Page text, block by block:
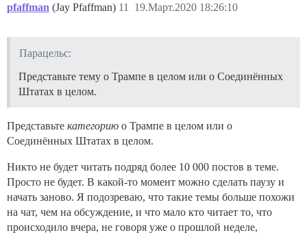
pfaffman (Jay Pfaffman) 19.Март.2020 18:26:10
11
Парацельс:
Представьте тему о Трампе в целом или о Соединённых
Штатах в целом.
Представьте категорию о Трампе в целом или о
Соединённых Штатах в целом.
Никто не будет читать подряд более 10 000 постов в теме.
Просто не будет. В какой-то момент можно сделать паузу и
начать заново. Я подозреваю, что такие темы больше похожи
на чат, чем на обсуждение, и что мало кто читает то, что
происходило вчера, не говоря уже о прошлой неделе,